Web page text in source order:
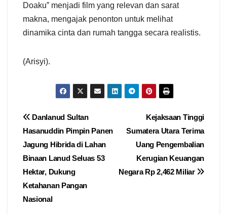
Doaku” menjadi film yang relevan dan sarat
makna, mengajak penonton untuk melihat
dinamika cinta dan rumah tangga secara realistis.
(Arisyi).
Navigasi
pos
Kejaksaan Tinggi
Sumatera Utara Terima
Uang Pengembalian
Kerugian Keuangan
Negara Rp 2,462 Miliar
Danlanud Sultan
Hasanuddin Pimpin Panen
Jagung Hibrida di Lahan
Binaan Lanud Seluas 53
Hektar, Dukung
Ketahanan Pangan
Nasional